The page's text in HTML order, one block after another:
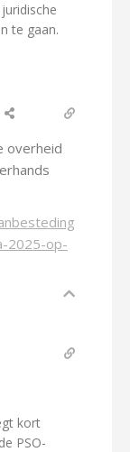
te gaan.
overheid
2025-op-
kort
PSO-